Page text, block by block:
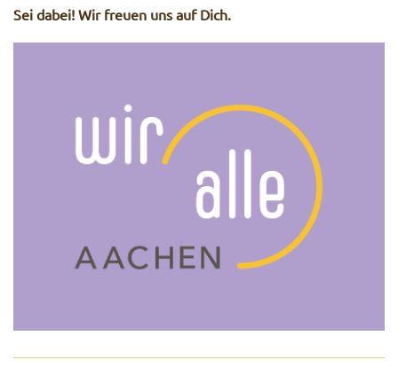
Sei dabei! Wir freuen uns auf Dich.